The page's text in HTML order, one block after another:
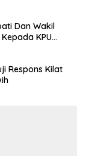
Dan Wakil
Respons Kilat